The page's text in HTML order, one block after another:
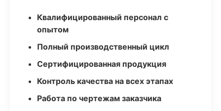
Квалифицированный персонал с
опытом
Полный производственный цикл
Сертифицированная продукция
Контроль качества на всех этапах
Работа по чертежам заказчика